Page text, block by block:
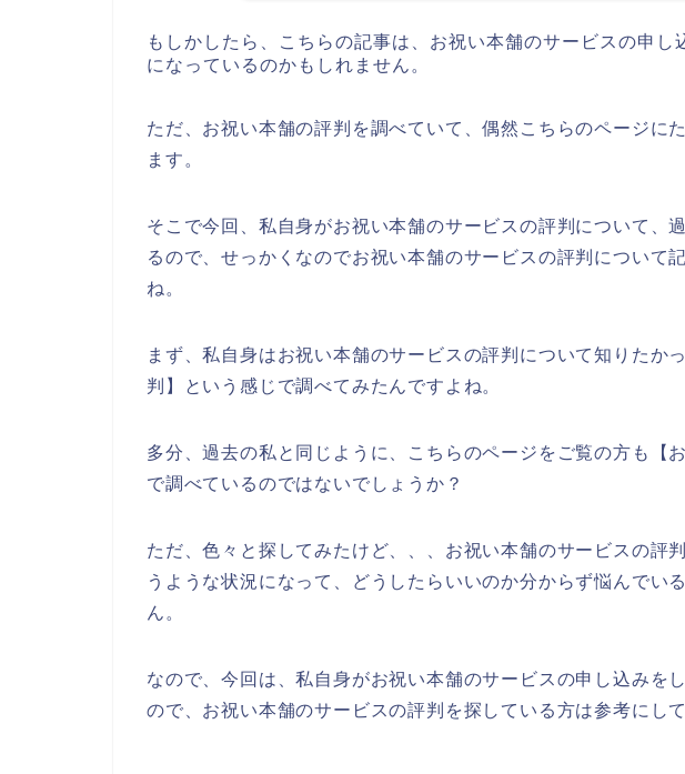
もしかしたら、こちらの記事は、お祝い本舗のサービスの申し
になっているのかもしれません。
ただ、お祝い本舗の評判を調べていて、偶然こちらのページに
ます。
そこで今回、私自身がお祝い本舗のサービスの評判について、
るので、せっかくなのでお祝い本舗のサービスの評判について
ね。
まず、私自身はお祝い本舗のサービスの評判について知りた
判】という感じで調べてみたんですよね。
多分、過去の私と同じように、こちらのページをご覧の方も【
で調べているのではないでしょうか？
ただ、色々と探してみたけど、、、お祝い本舗のサービスの評
うような状況になって、どうしたらいいのか分からず悩んでい
ん。
なので、今回は、私自身がお祝い本舗のサービスの申し込みを
ので、お祝い本舗のサービスの評判を探している方は参考にし